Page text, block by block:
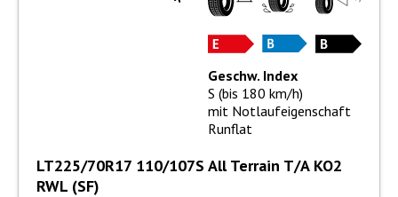
LT225/70R17 110/107S All Terrain T/A KO2
RWL (SF)
Geschw. Index
S (bis 180 km/h)
mit Notlaufeigenschaft
Runflat